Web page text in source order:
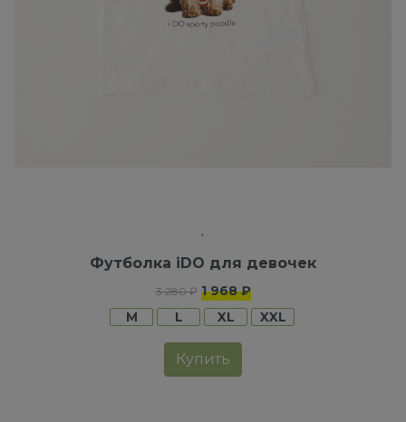
Футболка iDO для девочек
3 280 ₽ 1 968 ₽
M
L XL XXL
Купить